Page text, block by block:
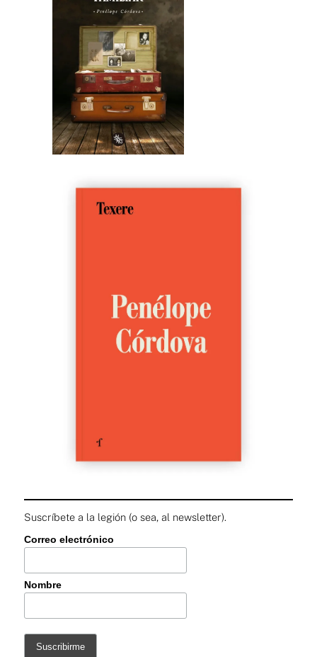
Suscríbete a la legión (o sea, al newsletter).
Correo electrónico
Nombre